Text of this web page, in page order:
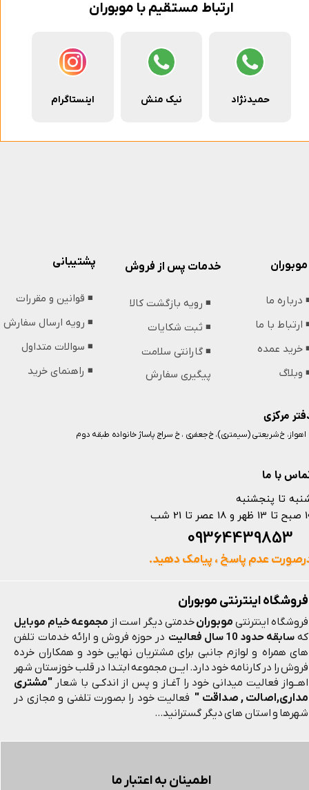
فروشگاه اینترنتی موبوران
فروشگاه اینترنتی موبورانخدمتی دیگر است از مجموعه خیام موبایل
که سابقه حدود 10 سال فعالیت
در حوزه فروش و ارائه خدمات تلفن
های همراه و لوازم جانبی برای مشتریان نهایی خود و همکاران خرده
فروش را در کارنامه خود دارد. ایــن مجموعه ابتـدا در قلب خوزستان شهر
اهــواز فعالیت میدانی خود را آغـاز و پس از اندکـی با شعار "مشتری
مداری,اصالت , صداقت " فعالیت خود را بصورت تلفنی و مجازی در
شهرها و استان های دیگر گسترانید...
اطمینان به اعتبار ما
ارتباط مستقیم با موبوران
حمیدنژاد نیک منش اینستاگرام
مرکزی
با ما
اهواز، خ شریعتی (سیمتری)، خ جعفری ، خ سراج پاساژ خانواده طبقه دوم
تا پنجشنبه
تا 21 شب
عدم پاسخ ، پیامک دهید.
پشتیبانی
◾️ قوانین و مقررات
◾️ رویه ارسال سفارش
◾️ سوالات متداول
◾️ راهنمای خرید
موبوران
درباره ما
ارتباط با ما
خرید عمده
وبلاگ
خدمات پس از فروش
◾️ رویه بازگشت کالا
◾️ ثبت شکایات
◾️ گارانتی سلامت
پیگیری سفارش